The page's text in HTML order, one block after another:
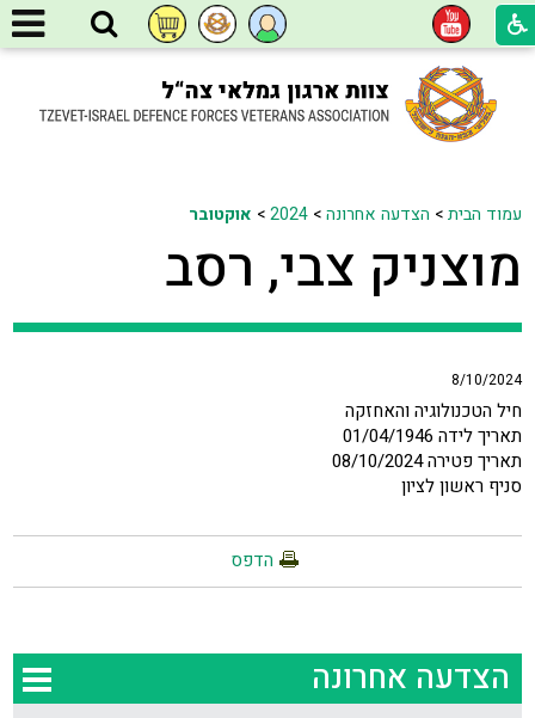
עמוד הבית> הצדעה אחרונה>
2024
> אוקטובר
מוצניק צבי, רסב
8/10/2024
חיל הטכנולוגיה והאחזקה
תאריך לידה 01/04/1946
תאריך פטירה 08/10/2024
סניף ראשון לציון
הדפס
הצדעה אחרונה